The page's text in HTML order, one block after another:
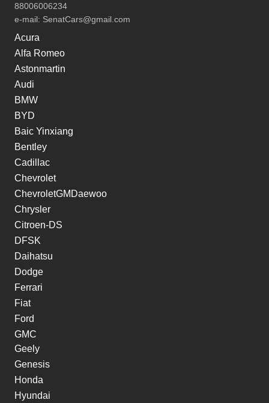
88006006234
e-mail: SenatCars@gmail.com
Acura
Alfa Romeo
Astonmartin
Audi
BMW
BYD
Baic Yinxiang
Bentley
Cadillac
Chevrolet
ChevroletGMDaewoo
Chrysler
Citroen-DS
DFSK
Daihatsu
Dodge
Ferrari
Fiat
Ford
GMC
Geely
Genesis
Honda
Hyundai